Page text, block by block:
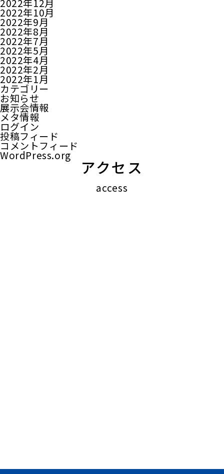
2022年12月
2022年10月
2022年9月
2022年8月
2022年7月
2022年5月
2022年4月
2022年2月
2022年1月
カテゴリー
お知らせ
展示会情報
メタ情報
ログイン
投稿フィード
コメントフィード
WordPress.org
アクセス
access